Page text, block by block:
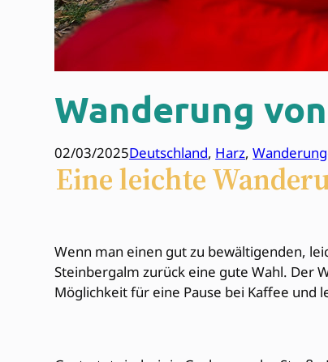
Wanderung
02/03/2025Deutschland, Harz,
Eine leichte
Wenn man einen gut zu bewältigenden,
Steinbergalm zurück eine gute Wahl. Der
Möglichkeit für eine Pause bei Kaffee und